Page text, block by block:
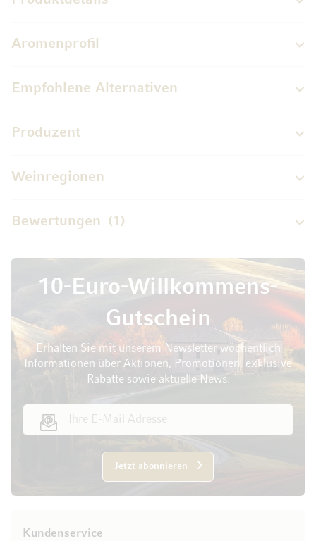
Aromenprofil
Empfohlene Alternativen
Produzent
Weinregionen
Bewertungen 1
10-Euro-Willkommens-
Gutschein
Erhalten Sie mit unserem Newsletter wöchentlich
Informationen über Aktionen, Promotionen, exklusive
Rabatte sowie aktuelle News.
Jetzt abonnieren
Kundenservice